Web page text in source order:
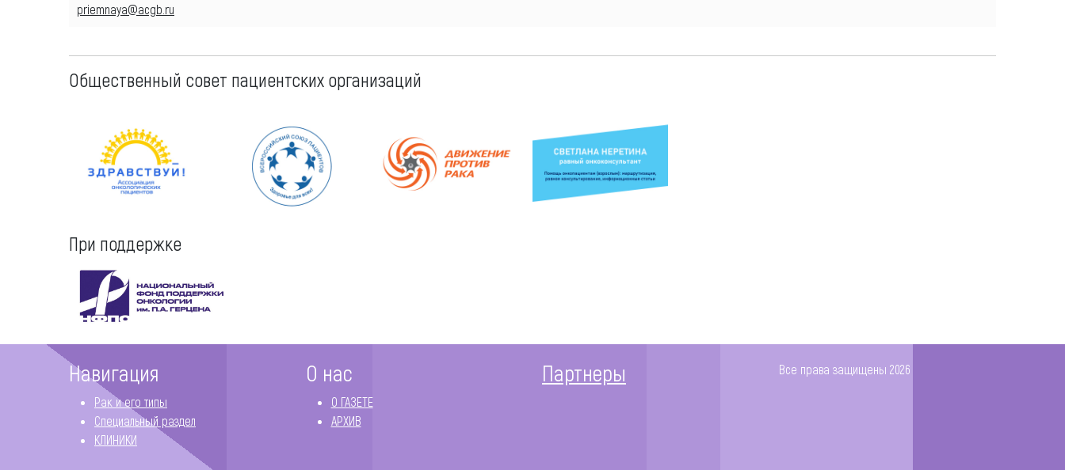
priemnaya@acgb.ru
Общественный совет пациентских организаций
При поддержке
Навигация
Рак и его типы
Специальный раздел
КЛИНИКИ
О нас
О ГАЗЕТЕ
АРХИВ
Партнеры Все права защищены 2026